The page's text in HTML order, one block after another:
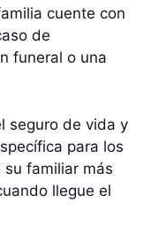
cuente con
de
funeral o una
seguro de vida y
para los
familiar más
llegue el